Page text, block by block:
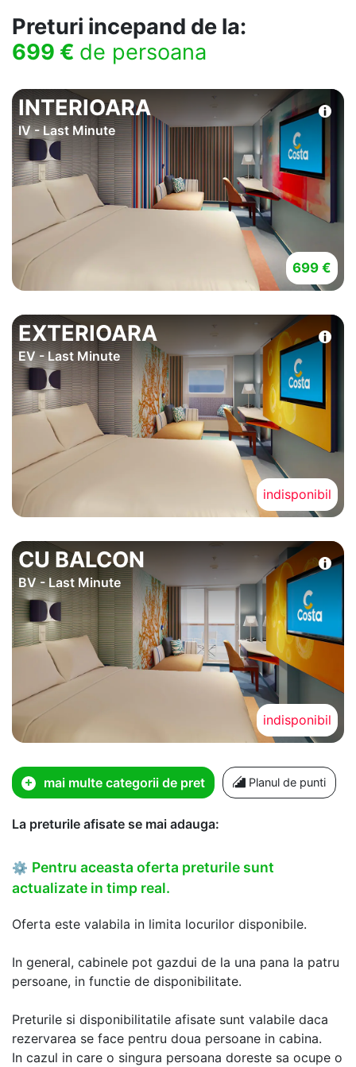
Preturi incepand de la:
699 € de persoana
INTERIOARA
IV - Last Minute
699 €
EXTERIOARA
EV - Last Minute
indisponibil
CU BALCON
BV - Last Minute
indisponibil
mai multe categorii de pret Planul de punti
La preturile afisate se mai adauga:
⚙ Pentru aceasta oferta preturile sunt
actualizate in timp real.
Oferta este valabila in limita locurilor disponibile.
In general, cabinele pot gazdui de la una pana la patru
persoane, in functie de disponibilitate.
Preturile si disponibilitatile afisate sunt valabile daca
rezervarea se face pentru doua persoane in cabina.
In cazul in care o singura persoana doreste sa ocupe o